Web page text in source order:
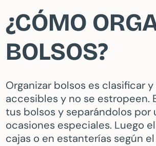
¿CÓMO
BOLSOS?
Organizar bolsos es clasificar
accesibles y no se estropeen.
tus bolsos y separándolos por
ocasiones especiales. Luego
cajas o en estanterías según